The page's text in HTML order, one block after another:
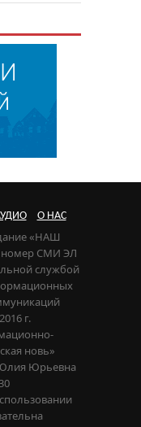
О НАС
«НАШ
номер СМИ ЭЛ
службой
г.
новь»
Юрьевна